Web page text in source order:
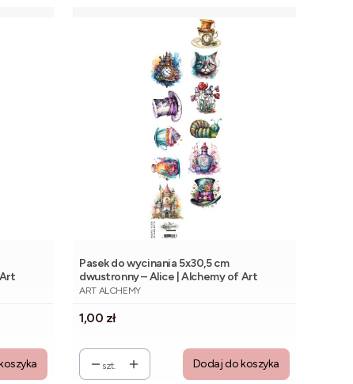
Pasek do wycinania 5x30,5 cm
dwustronny – Alice | Alchemy of Art
PRODUCENT
ART ALCHEMY
Cena
1,00 zł
szt. Dodaj do koszyka